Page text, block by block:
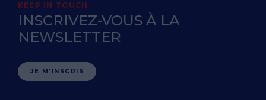
KEEP IN TOUCH
INSCRIVEZ-VOUS À LA
NEWSLETTER
JE M'INSCRIS